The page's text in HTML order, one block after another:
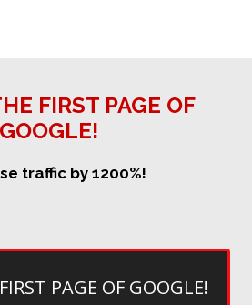
FIRST PAGE OF
GOOGLE!
traffic by 1200%!
PAGE OF GOOGLE!